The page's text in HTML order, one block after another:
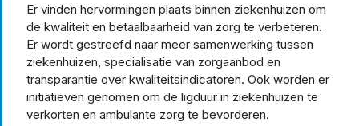
Er vinden hervormingen plaats binnen ziekenhuizen om
de kwaliteit en betaalbaarheid van zorg te verbeteren.
Er wordt gestreefd naar meer samenwerking tussen
ziekenhuizen, specialisatie van zorgaanbod en
transparantie over kwaliteitsindicatoren. Ook worden er
initiatieven genomen om de ligduur in ziekenhuizen te
verkorten en ambulante zorg te bevorderen.